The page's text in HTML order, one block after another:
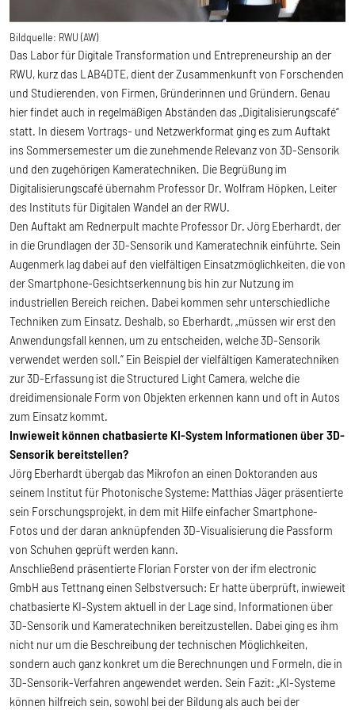
Bildquelle: RWU (AW)
Das Labor für Digitale Transformation und Entrepreneurship an der
RWU, kurz das LAB4DTE, dient der Zusammenkunft von Forschenden
und Studierenden, von Firmen, Gründerinnen und Gründern. Genau
hier findet auch in regelmäßigen Abständen das „Digitalisierungscafé“
statt. In diesem Vortrags- und Netzwerkformat ging es zum Auftakt
ins Sommersemester um die zunehmende Relevanz von 3D-Sensorik
und den zugehörigen Kameratechniken. Die Begrüßung im
Digitalisierungscafé übernahm Professor Dr. Wolfram Höpken, Leiter
des Instituts für Digitalen Wandel an der RWU.
Den Auftakt am Rednerpult machte Professor Dr. Jörg Eberhardt, der
in die Grundlagen der 3D-Sensorik und Kameratechnik einführte. Sein
Augenmerk lag dabei auf den vielfältigen Einsatzmöglichkeiten, die von
der Smartphone-Gesichtserkennung bis hin zur Nutzung im
industriellen Bereich reichen. Dabei kommen sehr unterschiedliche
Techniken zum Einsatz. Deshalb, so Eberhardt, „müssen wir erst den
Anwendungsfall kennen, um zu entscheiden, welche 3D-Sensorik
verwendet werden soll.“ Ein Beispiel der vielfältigen Kameratechniken
zur 3D-Erfassung ist die Structured Light Camera, welche die
dreidimensionale Form von Objekten erkennen kann und oft in Autos
zum Einsatz kommt.
Inwieweit können chatbasierte KI-System Informationen über 3D-
Sensorik bereitstellen?
Jörg Eberhardt übergab das Mikrofon an einen Doktoranden aus
seinem Institut für Photonische Systeme: Matthias Jäger präsentierte
sein Forschungsprojekt, in dem mit Hilfe einfacher Smartphone-
Fotos und der daran anknüpfenden 3D-Visualisierung die Passform
von Schuhen geprüft werden kann.
Anschließend präsentierte Florian Forster von der ifm electronic
GmbH aus Tettnang einen Selbstversuch: Er hatte überprüft, inwieweit
chatbasierte KI-System aktuell in der Lage sind, Informationen über
3D-Sensorik und Kameratechniken bereitzustellen. Dabei ging es ihm
nicht nur um die Beschreibung der technischen Möglichkeiten,
sondern auch ganz konkret um die Berechnungen und Formeln, die in
3D-Sensorik-Verfahren angewendet werden. Sein Fazit: „KI-Systeme
können hilfreich sein, sowohl bei der Bildung als auch bei der